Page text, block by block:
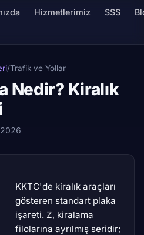
Hizmetlerimiz SSS
/Trafik ve Yollar
Nedir? Kiralık
KKTC'de kiralık araçları
gösteren standart plaka
işareti. Z, kiralama
filolarına ayrılmış seridir;